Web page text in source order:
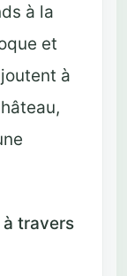
à la
et
à
travers